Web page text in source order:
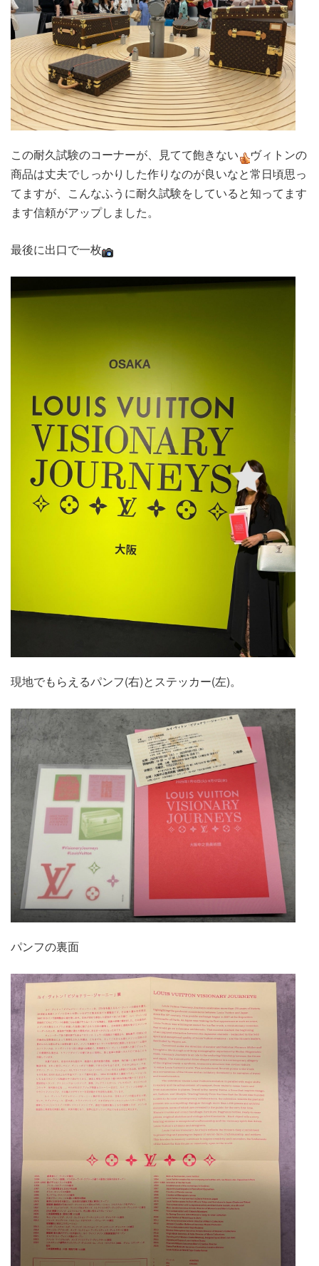
この耐久試験のコーナーが、見てて飽きない
ヴィトンの
商品は丈夫でしっかりした作りなのが良いなと常日頃思っ
てますが、こんなふうに耐久試験をしていると知ってます
ます信頼がアップしました。
最後に出口で一枚
現地でもらえるパンフ(右)とステッカー(左)。
パンフの裏面